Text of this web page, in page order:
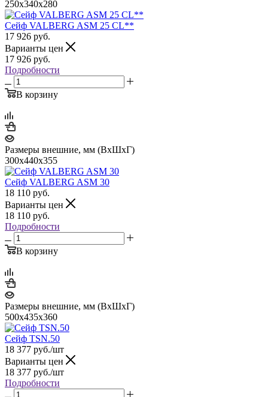
250x340x280
Сейф VALBERG ASM 25 CL**
17 926 руб.
Варианты цен
17 926 руб.
Подробности
В корзину
Размеры внешние, мм (ВхШхГ)
300x440x355
Сейф VALBERG ASM 30
18 110 руб.
Варианты цен
18 110 руб.
Подробности
В корзину
Размеры внешние, мм (ВхШхГ)
500x435x360
Сейф TSN.50
18 377 руб./шт
Варианты цен
18 377 руб./шт
Подробности